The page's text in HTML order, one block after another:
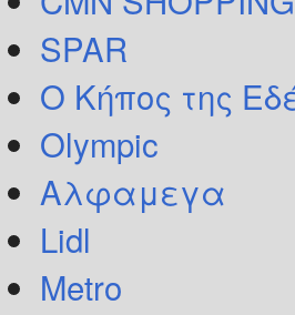
SPAR
Ο Κήπος της
Olympic
Αλφαμεγα
Lidl
Metro